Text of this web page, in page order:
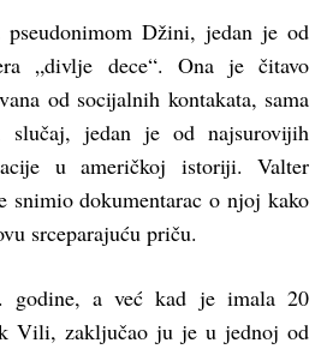
pseudonimom Džini, jedan je od
„divlje dece“. Ona je čitavo
od socijalnih kontakata, sama
jedan je od najsurovijih
u američkoj istoriji. Valter
snimio dokumentarac o njoj kako
srceparajuću priču.
godine, a već kad je imala 20
Vili, zaključao ju je u jednoj od